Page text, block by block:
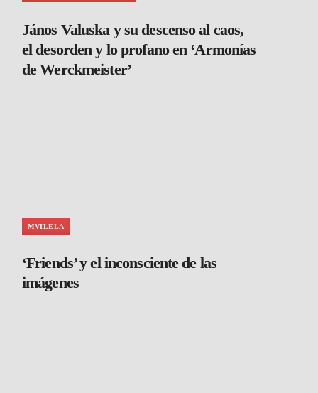
János Valuska y su descenso al caos,
el desorden y lo profano en ‘Armonías
de Werckmeister’
MVILELA
‘Friends’ y el inconsciente de las
imágenes